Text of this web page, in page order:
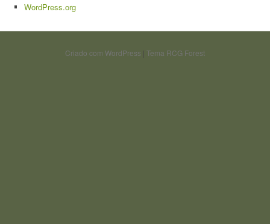
WordPress.org
Criado com WordPress | Tema RCG Forest